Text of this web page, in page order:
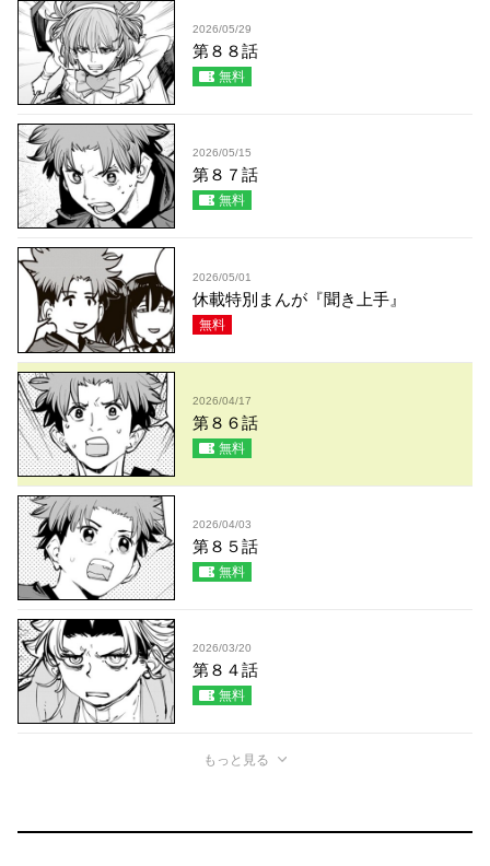
2026/05/29
第８８話
無料
2026/05/15
第８７話
無料
2026/05/01
休載特別まんが『聞き上手』
無料
2026/04/17
第８６話
無料
2026/04/03
第８５話
無料
2026/03/20
第８４話
無料
もっと見る